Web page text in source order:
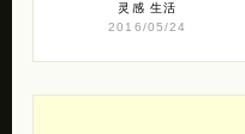
灵感 生活
2016/05/24